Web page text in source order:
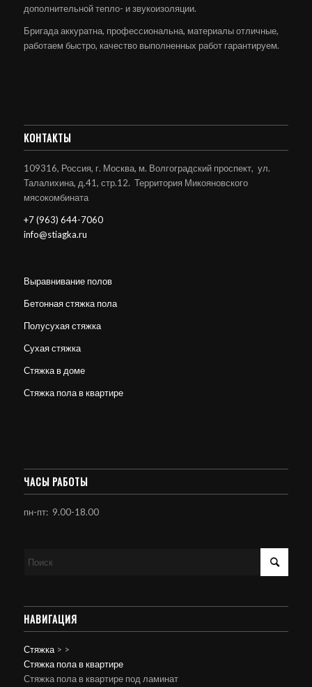
дополнительной тепло- и звукоизоляции.
Бригада аккуратна, профессиональна, материалы отличные,
работаем быстро, качество выполненных работ гарантируем.
КОНТАКТЫ
109316, Россия, г. Москва, м. Волгоградский проспект, ул.
Талалихина, д.41, стр.12. Территория Микояновского
мясокомбината
+7 (963) 644-7060
info@stiagka.ru
Выравнивание полов
Бетонная стяжка пола
Полусухая стяжка
Сухая стяжка
Стяжка в доме
Стяжка пола в квартире
ЧАСЫ РАБОТЫ
пн-пт: 9.00-18.00
НАВИГАЦИЯ
Стяжка>
Стяжка пола в квартире
>
Стяжка пола в квартире под ламинат